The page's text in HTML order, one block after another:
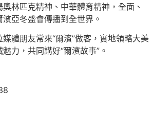
林匹克精神、中華體育精神，全面、
亞冬盛會傳播到全世界。
體朋友常來“爾濱”做客，實地領略大美
力，共同講好“爾濱故事”。